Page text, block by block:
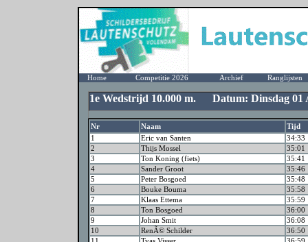
Home Competitie 2026 Archief Ranglijsten
1e Wedstrijd 10.000 m. Datum: Dinsdag 01
Nr Naam
Tijd
1
Eric van Santen
34:33
2
Thijs Mossel
35:01
3
Ton Koning (fiets)
35:41
4
Sander Groot
35:46
5
Peter Bosgoed
35:48
6
Bouke Bouma
35:58
7
Klaas Ettema
35:59
8
Ton Bosgoed
36:00
9
Johan Smit
36:08
10
RenÃ© Schilder
36:50